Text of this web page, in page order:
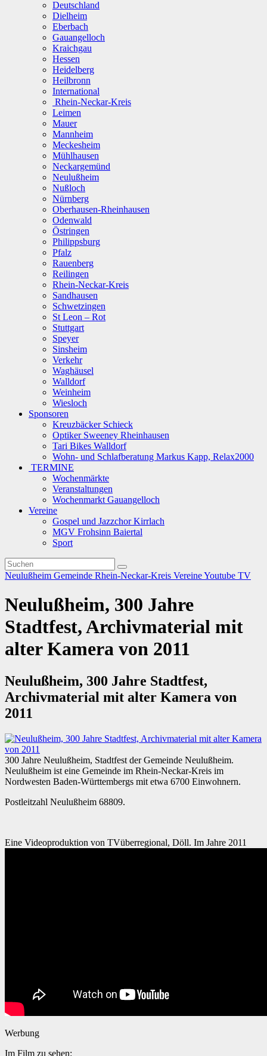
Deutschland
Dielheim
Eberbach
Gauangelloch
Kraichgau
Hessen
Heidelberg
Heilbronn
International
Rhein-Neckar-Kreis
Leimen
Mauer
Mannheim
Meckesheim
Mühlhausen
Neckargemünd
Neulußheim
Nußloch
Nürnberg
Oberhausen-Rheinhausen
Odenwald
Östringen
Philippsburg
Pfalz
Rauenberg
Reilingen
Rhein-Neckar-Kreis
Sandhausen
Schwetzingen
St Leon – Rot
Stuttgart
Speyer
Sinsheim
Verkehr
Waghäusel
Walldorf
Weinheim
Wiesloch
Sponsoren
Kreuzbäcker Schieck
Optiker Sweeney Rheinhausen
Tari Bikes Walldorf
Wohn- und Schlafberatung Markus Kapp, Relax2000
TERMINE
Wochenmärkte
Veranstaltungen
Wochenmarkt Gauangelloch
Vereine
Gospel und Jazzchor Kirrlach
MGV Frohsinn Baiertal
Sport
Neulußheim Gemeinde Rhein-Neckar-Kreis VereineYoutube TV
Neulußheim, 300 Jahre
Stadtfest, Archivmaterial mit
alter Kamera von 2011
Neulußheim, 300 Jahre Stadtfest,
Archivmaterial mit alter Kamera von
2011
300 Jahre Neulußheim, Stadtfest der Gemeinde Neulußheim.
Neulußheim ist eine Gemeinde im Rhein-Neckar-Kreis im
Nordwesten Baden-Württembergs mit etwa 6700 Einwohnern.
Postleitzahl Neulußheim 68809.
Eine Videoproduktion von TVüberregional, Döll. Im Jahre 2011
Werbung
Im Film zu sehen: